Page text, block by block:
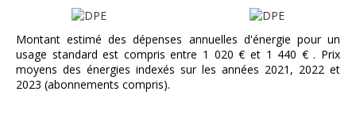
Montant estimé des dépenses annuelles d'énergie pour un
usage standard est compris entre 1 020 € et 1 440 € . Prix
moyens des énergies indexés sur les années 2021, 2022 et
2023 (abonnements compris).